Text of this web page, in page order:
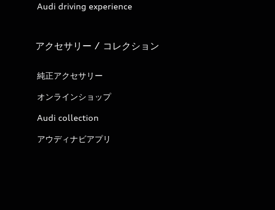
Audi driving experience
アクセサリー / コレクション
純正アクセサリー
オンラインショップ
Audi collection
アウディナビアプリ